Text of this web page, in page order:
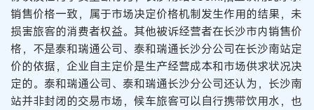
销售价格一致，属于市场决定价格机制发生作用的结果，未
损害旅客的消费者权益。其他被诉经营者在长沙市内销售价
格，不是泰和瑞通公司、泰和瑞通长沙分公司在长沙南站定
价的依据，企业自主定价是生产经营成本和市场供求状况决
定的。泰和瑞通公司、泰和瑞通长沙分公司还认为，长沙南
站并非封闭的交易市场，候车旅客可以自行携带饮用水，也